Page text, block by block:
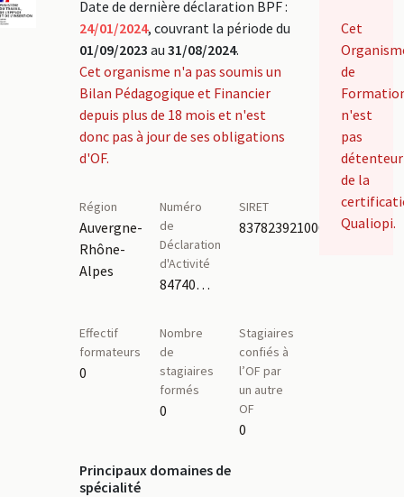
Date de dernière déclaration BPF :
24/01/2024, couvrant la période du
01/09/2023 au 31/08/2024.
Cet organisme n'a pas soumis un
Bilan Pédagogique et Financier
depuis plus de 18 mois et n'est
donc pas à jour de ses obligations
d'OF.
Région
Auvergne-
Rhône-
Alpes
Numéro
de
Déclaration
d'Activité
84740470674
SIRET
83782392100023
Effectif
formateurs
0
Nombre
de
stagiaires
formés
0
Stagiaires
confiés à
l’OF par
un autre
OF
0
Principaux domaines de
spécialité
Cet
de
n'est
pas
détenteur
de la
Qualiopi.